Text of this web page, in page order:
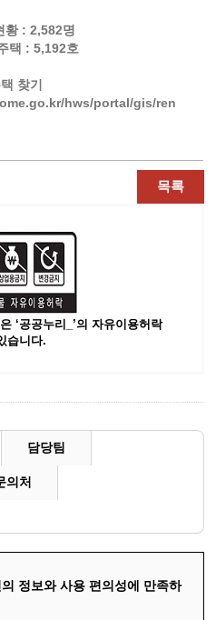
황 : 2,582명
택 : 5,192호
찾기
hws/portal/gis/ren
목록
‘공공누리_’의 자유이용허락
습니다.
담당팀
의처
정보와 사용 편의성에 만족하